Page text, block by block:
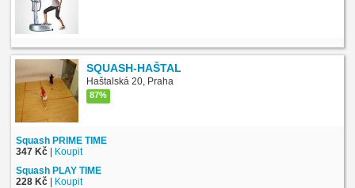
SQUASH-HAŠTAL
Haštalská 20, Praha
87%
Squash PRIME TIME
347 Kč | Koupit
Squash PLAY TIME
228 Kč | Koupit